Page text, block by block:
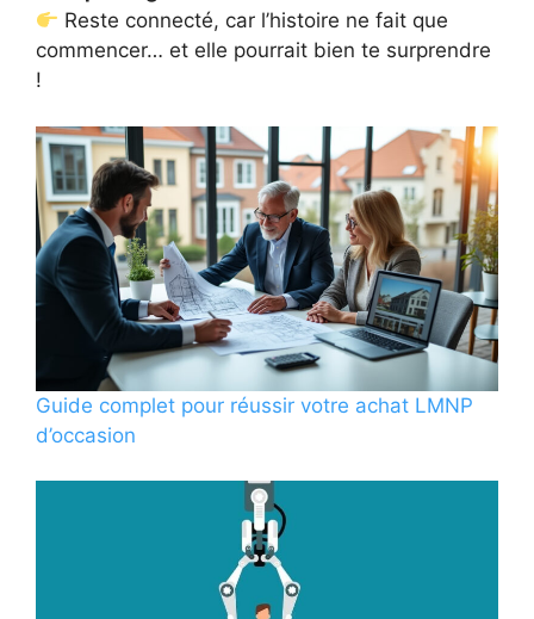
Reste connecté, car l’histoire ne fait que
commencer… et elle pourrait bien te surprendre
!
Guide complet pour réussir votre achat LMNP
d’occasion